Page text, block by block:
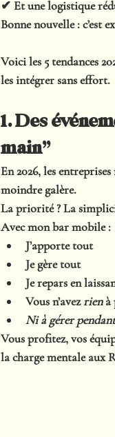
✔ Et une logistique
Bonne nouvelle : c’est
Voici les 5 tendances
les intégrer sans effort.
1. Des
main”
En 2026, les
moindre galère.
La priorité ? La
Avec mon bar mobile :
J’apporte tout
Je gère tout
Je repars en
Vous n’avez rien à
Ni à gérer
Vous profitez, vos
la charge mentale aux